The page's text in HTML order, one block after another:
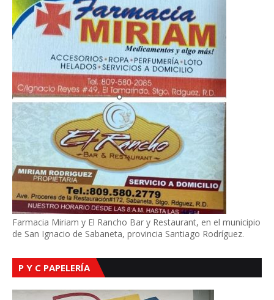
Farmacia Miriam y El Rancho Bar y Restaurant, en el municipio
de San Ignacio de Sabaneta, provincia Santiago Rodríguez.
P Y C PAPELERÍA